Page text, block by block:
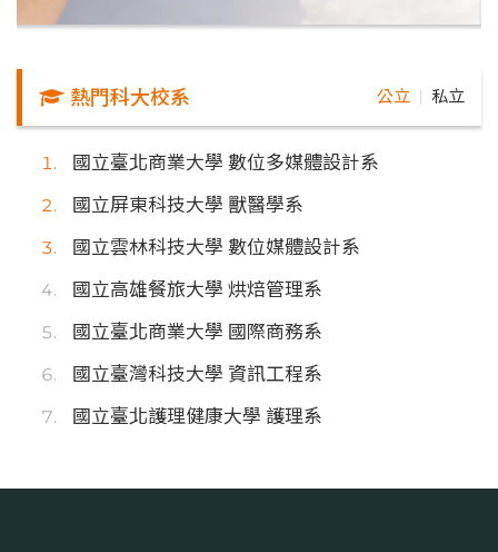
熱門科大校系 公立 私立
國立臺北商業大學 數位多媒體設計系
國立屏東科技大學 獸醫學系
國立雲林科技大學 數位媒體設計系
國立高雄餐旅大學 烘焙管理系
國立臺北商業大學 國際商務系
國立臺灣科技大學 資訊工程系
國立臺北護理健康大學 護理系